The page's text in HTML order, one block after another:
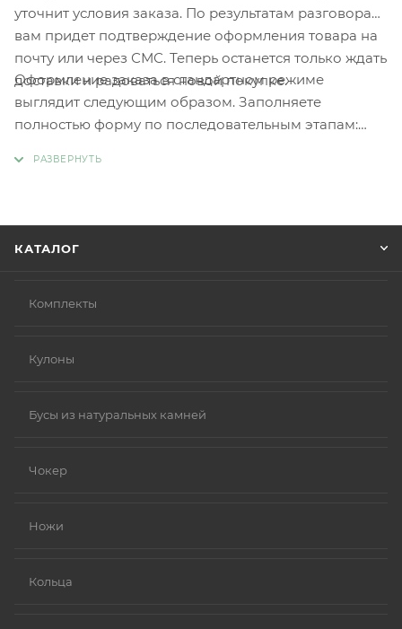
уточнит условия заказа. По результатам разговора
вам придет подтверждение оформления товара на
почту или через СМС. Теперь останется только ждать
доставки и радоваться новой покупке.
Оформление заказа в стандартном режиме
выглядит следующим образом. Заполняете
полностью форму по последовательным этапам:
КАТАЛОГ
Комплекты
Кулоны
Бусы из натуральных камней
Чокер
Ножи
Кольца